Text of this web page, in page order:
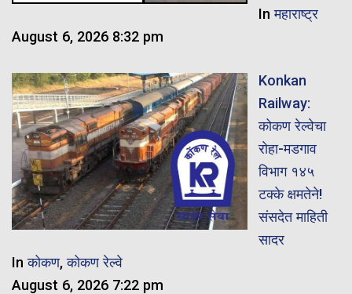
Inमहाराष्ट्र
August 6, 2026 8:32 pm
Konkan
Railway:
कोकण रेल्वेचा
रोहा-मडगाव
विभाग १४५
टक्के क्षमतेने!
संसदेत माहिती
सादर
Inकोकण,कोकण रेल्वे
August 6, 2026 7:22 pm